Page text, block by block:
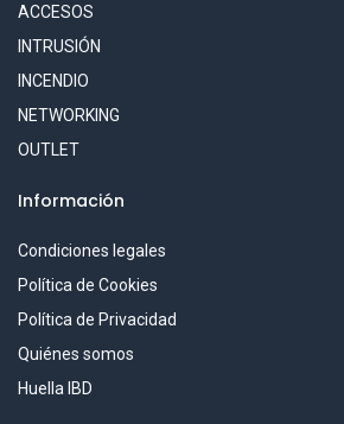
ACCESOS
INTRUSIÓN
INCENDIO
NETWORKING
OUTLET
Información
Condiciones legales
Política de Cookies
Política de Privacidad
Quiénes somos
Huella IBD